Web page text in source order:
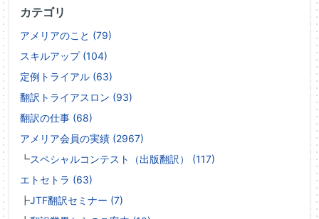
カテゴリ
アメリアのこと (79)
スキルアップ (104)
定例トライアル (63)
翻訳トライアスロン (93)
翻訳の仕事 (68)
アメリア会員の実績 (2967)
┗スペシャルコンテスト（出版翻訳） (117)
エトセトラ (63)
┣JTF翻訳セミナー (7)